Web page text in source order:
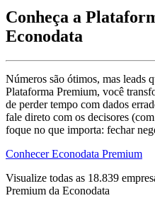
Conheça a
Econodata
Números são ótimos, mas leads
Plataforma Premium, você
de perder tempo com dados
fale direto com os decisores
foque no que importa: fechar
Conhecer Econodata Premium
Visualize todas as 18.839
Premium da Econodata